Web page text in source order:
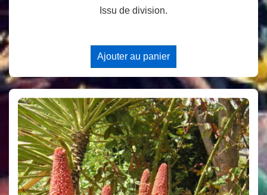
Issu de division.
Ajouter au panier